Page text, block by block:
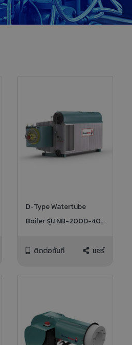
D-Type Watertube
Boiler รุ่น NB-200D-40,
ติดต่อทันที
แชร์